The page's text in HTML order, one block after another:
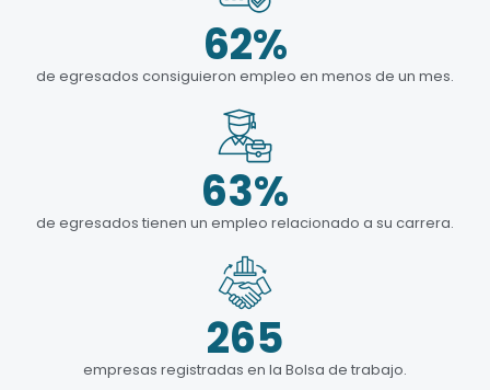
62%
de egresados consiguieron empleo en menos de un mes.
63%
de egresados tienen un empleo relacionado a su carrera.
265
empresas registradas en la Bolsa de trabajo.